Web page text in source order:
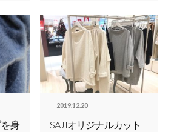
身
2019.12.20
SAJIオリジナルカット